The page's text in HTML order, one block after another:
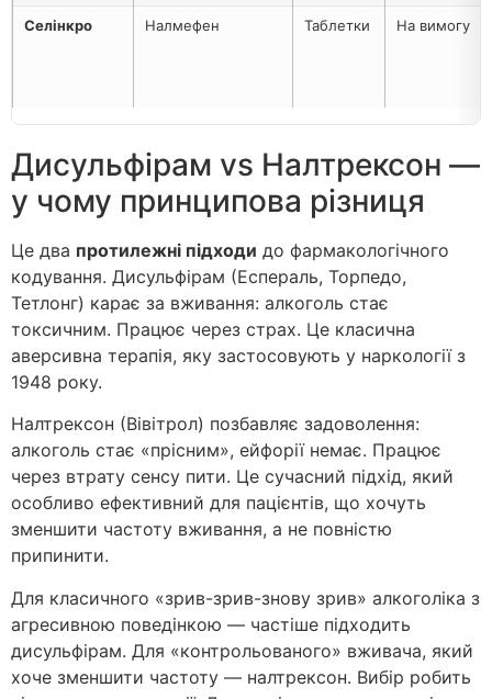
Селінкро Налмефен Таблетки На вимогу
Дисульфірам vs Налтрексон —
у чому принципова різниця
Це два протилежні підходи до фармакологічного
кодування. Дисульфірам (Еспераль, Торпедо,
Тетлонг) карає за вживання: алкоголь стає
токсичним. Працює через страх. Це класична
аверсивна терапія, яку застосовують у наркології з
1948 року.
Налтрексон (Вівітрол) позбавляє задоволення:
алкоголь стає «прісним», ейфорії немає. Працює
через втрату сенсу пити. Це сучасний підхід, який
особливо ефективний для пацієнтів, що хочуть
зменшити частоту вживання, а не повністю
припинити.
Для класичного «зрив-зрив-знову зрив» алкоголіка з
агресивною поведінкою — частіше підходить
дисульфірам. Для «контрольованого» вживача, який
хоче зменшити частоту — налтрексон. Вибір робить